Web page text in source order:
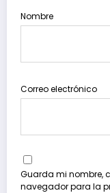
Nombre
Correo electrónico
Guarda mi nombre,
navegador para la